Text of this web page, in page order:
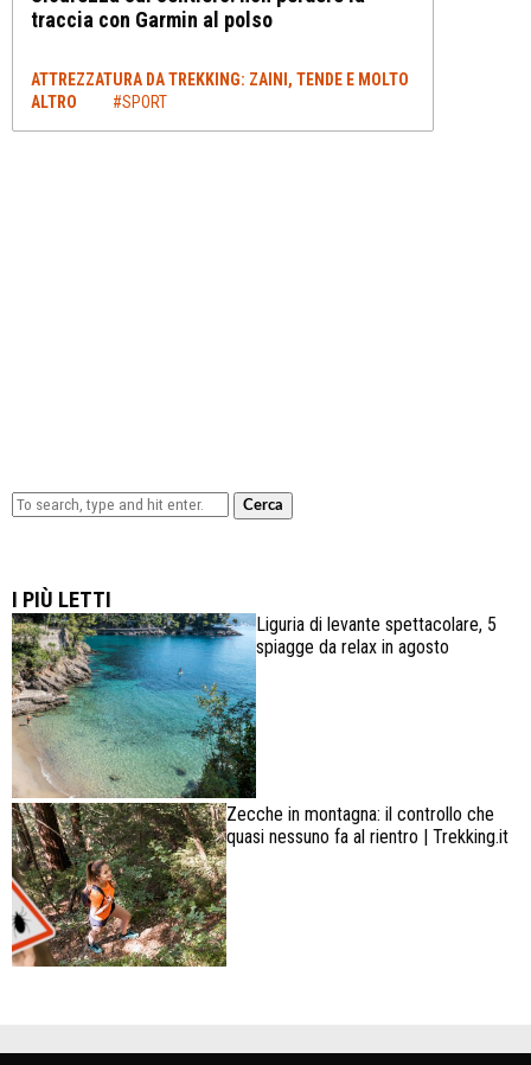
traccia con Garmin al polso
ATTREZZATURA DA TREKKING: ZAINI, TENDE E MOLTO
ALTRO
#SPORT
Cerca
I PIÙ LETTI
Liguria di levante spettacolare, 5
spiagge da relax in agosto
Zecche in montagna: il controllo che
quasi nessuno fa al rientro | Trekking.it